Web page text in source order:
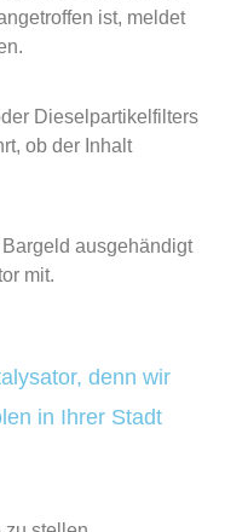
ist, meldet
Dieselpartikelfilters
ob der Inhalt
ausgehändigt
mit.
denn wir
in Ihrer Stadt